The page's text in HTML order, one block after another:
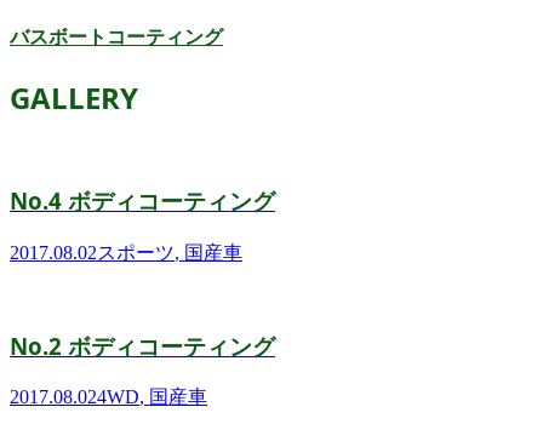
バスボートコーティング
GALLERY
No.4 ボディコーティング
2017.08.02スポーツ, 国産車
No.2 ボディコーティング
2017.08.024WD, 国産車